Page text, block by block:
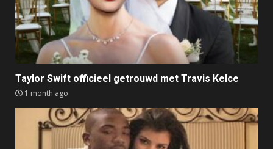
Taylor Swift officieel getrouwd met Travis Kelce
1 month ago